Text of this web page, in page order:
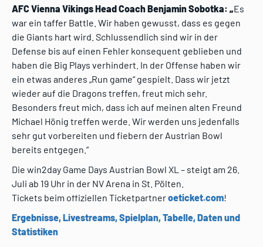
AFC Vienna Vikings Head Coach Benjamin Sobotka: „Es
war ein taffer Battle. Wir haben gewusst, dass es gegen
die Giants hart wird. Schlussendlich sind wir in der
Defense bis auf einen Fehler konsequent geblieben und
haben die Big Plays verhindert. In der Offense haben wir
ein etwas anderes „Run game“ gespielt. Dass wir jetzt
wieder auf die Dragons treffen, freut mich sehr.
Besonders freut mich, dass ich auf meinen alten Freund
Michael Hönig treffen werde. Wir werden uns jedenfalls
sehr gut vorbereiten und fiebern der Austrian Bowl
bereits entgegen.“
Die win2day Game Days Austrian Bowl XL – steigt am 26.
Juli ab 19 Uhr in der NV Arena in St. Pölten.
Tickets beim offiziellen Ticketpartneroeticket.com!
Ergebnisse, Livestreams, Spielplan, Tabelle, Daten und
Statistiken